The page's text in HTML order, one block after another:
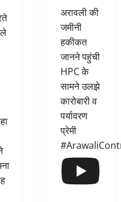
अरावली की
जमीनी
हकीकत
जानने पहुंची
HPC के
सामने उलझे
कारोबारी व
पर्यावरण
प्रेमी